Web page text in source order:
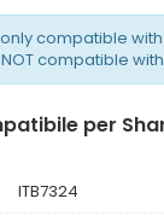
compatible
compatible with
per
ITB7324